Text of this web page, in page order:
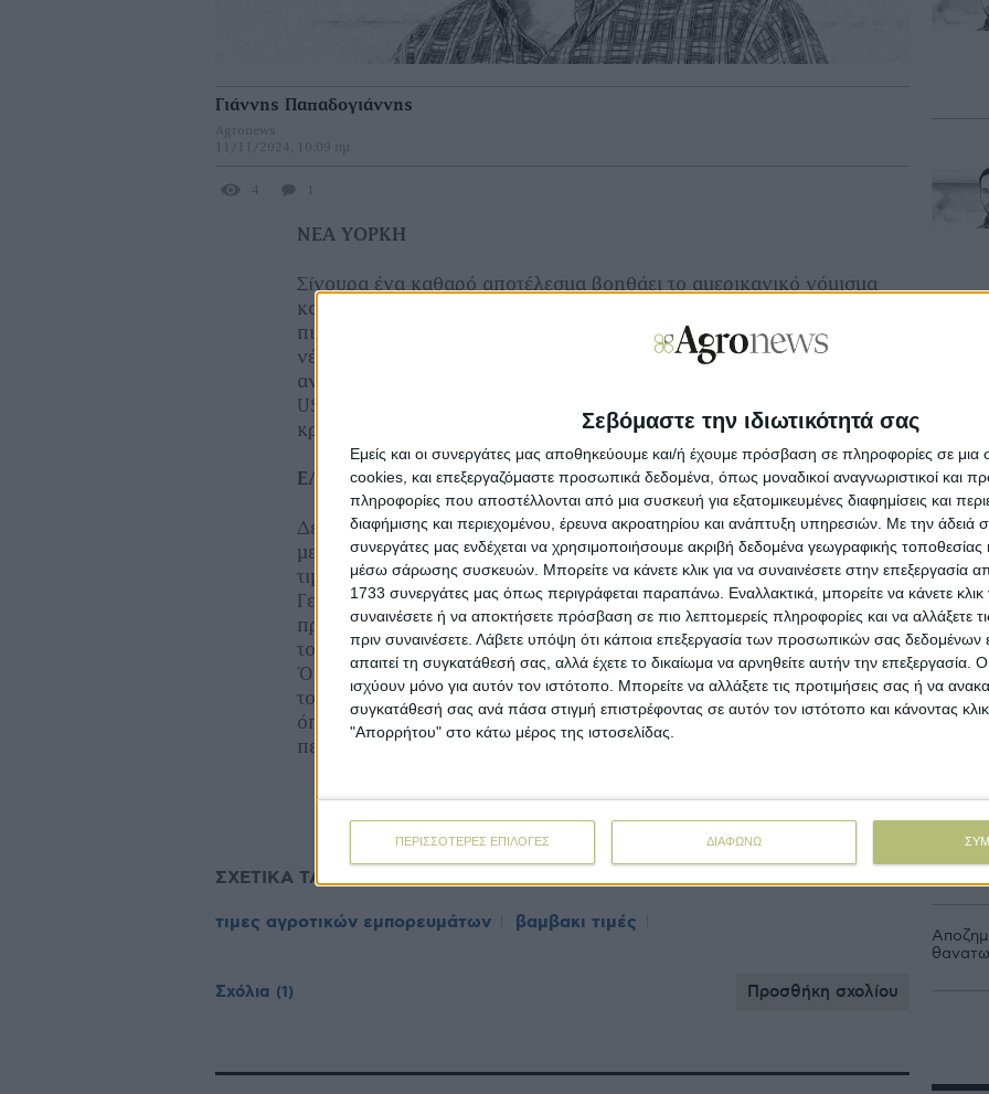
Σεβόμαστε την ιδιωτικότητά σας
Εμείς και οι συνεργάτες μας αποθηκεύουμε και/ή έχουμε πρόσβαση σε πληροφορίες σε
cookies, και επεξεργαζόμαστε προσωπικά δεδομένα, όπως μοναδικοί αναγνωριστικοί και
πληροφορίες που αποστέλλονται από μια συσκευή για εξατομικευμένες διαφημίσεις και
διαφήμισης και περιεχομένου, έρευνα ακροατηρίου και ανάπτυξη υπηρεσιών. Με την άδειά
συνεργάτες μας ενδέχεται να χρησιμοποιήσουμε ακριβή δεδομένα γεωγραφικής τοποθεσίας
μέσω σάρωσης συσκευών. Μπορείτε να κάνετε κλικ για να συναινέσετε στην επεξεργασία
1733 συνεργάτες μας όπως περιγράφεται παραπάνω. Εναλλακτικά, μπορείτε να κάνετε κλικ
συναινέσετε ή να αποκτήσετε πρόσβαση σε πιο λεπτομερείς πληροφορίες και να αλλάξετε
πριν συναινέσετε. Λάβετε υπόψη ότι κάποια επεξεργασία των προσωπικών σας δεδομένων
απαιτεί τη συγκατάθεσή σας, αλλά έχετε το δικαίωμα να αρνηθείτε αυτήν την επεξεργασία.
ισχύουν μόνο για αυτόν τον ιστότοπο. Μπορείτε να αλλάξετε τις προτιμήσεις σας ή να
συγκατάθεσή σας ανά πάσα στιγμή επιστρέφοντας σε αυτόν τον ιστότοπο και κάνοντας
"Απορρήτου" στο κάτω μέρος της ιστοσελίδας.
ΠΕΡΙΣΣΟΤΕΡΕΣ ΕΠΙΛΟΓΕΣ ΔΙΑΦΩΝΩ
Γιάννης Παπαδογιάννης
Agronews
11/11/2024, 10:09 πμ
4 1
ΝΕΑ ΥΟΡΚΗ
Σίγουρα ένα καθαρό αποτέλεσµα βοηθάει το αµερικανικό νόµισµα
και αυτό αποτυπώθηκε στην άνοδο του δολαρίου, χωρίς ευτυχώς να
πιέσει ιδιαίτερα το βαµβάκι. Μένει να δούµε τι προθέσεις θα έχει ο
νέος πρόεδρος όσον αφορά την παγκόσµια ροή του εµπορίου, ενώ
αναµένονται και τα στοιχεία για τις πωλήσεις / εξαγωγές µε βάση το
USDA report για τον µήνα Νοέµβριο. ∆εδοµένων αυτών, οι επενδυτές
κρατούν στάση αναµονής.
ΕΛΛΗΝΙΚΗ ΑΓΟΡΑ
∆εν υπάρχουν σηµαντικές εξελίξεις στην τοπική αγορά. Κάποιες
µεµονωµένες δουλειές προς τουρκικά ή αιγυπτιακά κλωστήρια σε
τιµές όχι τόσο υποσχόµενες, αλλά µε σχετικά άµεσες φορτώσεις.
Γενικά, φέτος οι εκτελέσεις των υπαρχόντων συµβολαίων
προχωρούν πολύ γρηγορότερα σε σχέση µε τα προηγούµενα χρόνια,
το οποίο και σηµαίνει καλύτερη ροή χρήµατος για τα εκκοκκιστήρια.
Όσο µπαίνουµε βαθύτερα στη σεζόν τόσο περισσότερο κατανοούµε
τον έντονο ανταγωνισµό που δεχόµαστε από εναλλακτικές σοδειές
όπως αυτή της Βραζιλίας. Αυτό κατά τα φαινόµενα θα ενταθεί ακόµα
περισσότερο.
ΣΧΕΤΙΚΑ TAGS βαμβάκι
τιμές παραγωγού
τιμες αγροτικών εμπορευμάτων
βαμβακι τιμές
Σχόλια (1) Προσθήκη σχολίου
το
εκατ.,
Με
Σε